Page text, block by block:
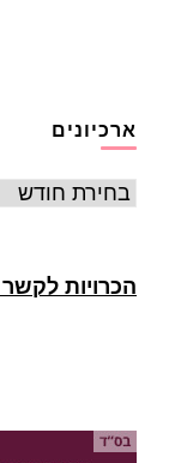
ארכיונים
ארכיונים
הכרויות לקשר